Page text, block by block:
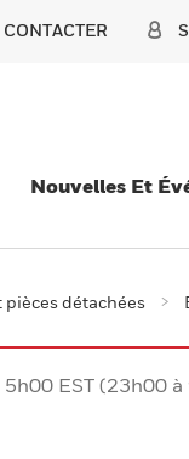
CONTACTER
Nouvelles Et
pièces détachées
EST (23h00